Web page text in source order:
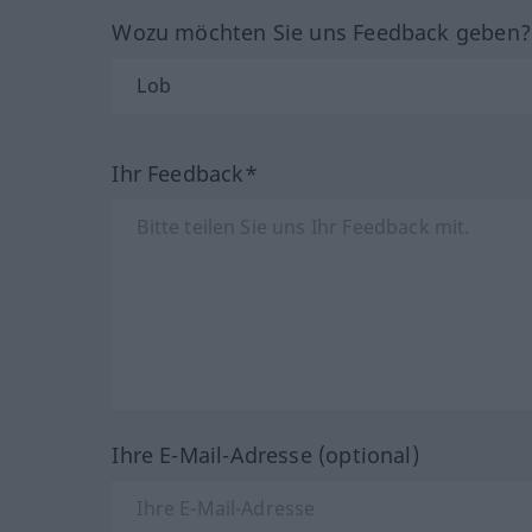
Wozu möchten Sie uns Feedback
Ihr Feedback*
Ihre E-Mail-Adresse (optional)